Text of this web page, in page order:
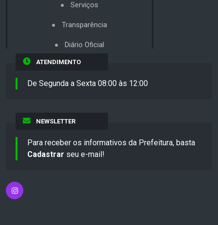
Serviços
Transparência
Diário Oficial
ATENDIMENTO
De Segunda a Sexta 08:00 às 12:00
NEWSLETTER
Para receber os informativos da Prefeitura, basta
Cadastrar seu e-mail!